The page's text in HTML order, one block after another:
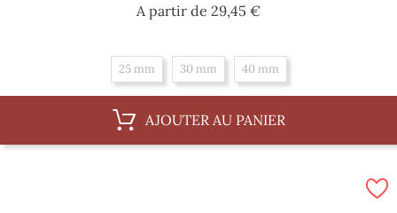
A partir de 29,45 €Prix
25 mm 30 mm 40 mm
AJOUTER AU PANIER